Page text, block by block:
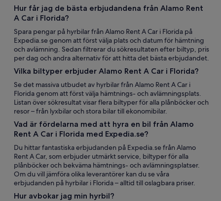
Hur får jag de bästa erbjudandena från Alamo Rent
A Car i Florida?
Spara pengar på hyrbilar från Alamo Rent A Car i Florida på
Expedia.se genom att först välja plats och datum för hämtning
och avlämning. Sedan filtrerar du sökresultaten efter biltyp, pris
per dag och andra alternativ för att hitta det bästa erbjudandet.
Vilka biltyper erbjuder Alamo Rent A Car i Florida?
Se det massiva utbudet av hyrbilar från Alamo Rent A Car i
Florida genom att först välja hämtnings- och avlämningsplats.
Listan över sökresultat visar flera biltyper för alla plånböcker och
resor – från lyxbilar och stora bilar till ekonomibilar.
Vad är fördelarna med att hyra en bil från Alamo
Rent A Car i Florida med Expedia.se?
Du hittar fantastiska erbjudanden på Expedia.se från Alamo
Rent A Car, som erbjuder utmärkt service, biltyper för alla
plånböcker och bekväma hämtnings- och avlämningsplatser.
Om du vill jämföra olika leverantörer kan du se våra
erbjudanden på hyrbilar i Florida – alltid till oslagbara priser.
Hur avbokar jag min hyrbil?